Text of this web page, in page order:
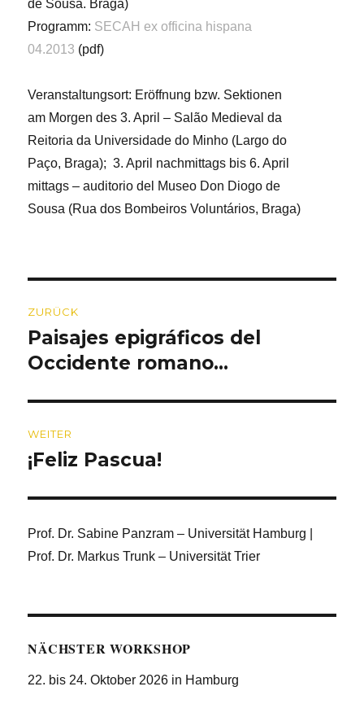
de Sousa. Braga)
Programm: SECAH ex officina hispana
04.2013 (pdf)
Veranstaltungsort: Eröffnung bzw. Sektionen
am Morgen des 3. April – Salão Medieval da
Reitoria da Universidade do Minho (Largo do
Paço, Braga); 3. April nachmittags bis 6. April
mittags – auditorio del Museo Don Diogo de
Sousa (Rua dos Bombeiros Voluntários, Braga)
ZURÜCK
Vorheriger
Beitrag:
Paisajes epigráficos del
Occidente romano…
WEITER
Nächster
¡Feliz Pascua!
Prof. Dr. Sabine Panzram – Universität Hamburg |
Prof. Dr. Markus Trunk – Universität Trier
NÄCHSTER WORKSHOP
22. bis 24. Oktober 2026 in Hamburg